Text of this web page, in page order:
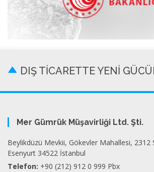
DIŞ TİCARETTE YENİ
Mer Gümrük Müşavirliği Ltd. Şti.
Beylikdüzü Mevkii, Gökevler Mahallesi, 2312
Esenyurt 34522 İstanbul
Telefon: +90 (212) 912 0 999 Pbx